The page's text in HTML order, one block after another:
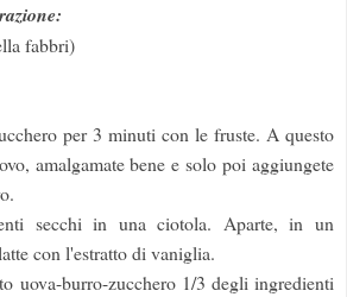
fabbri)
per 3 minuti con le fruste. A questo
amalgamate bene e solo poi aggiungete
secchi in una ciotola. Aparte, in un
con l'estratto di vaniglia.
uova-burro-zucchero 1/3 degli ingredienti